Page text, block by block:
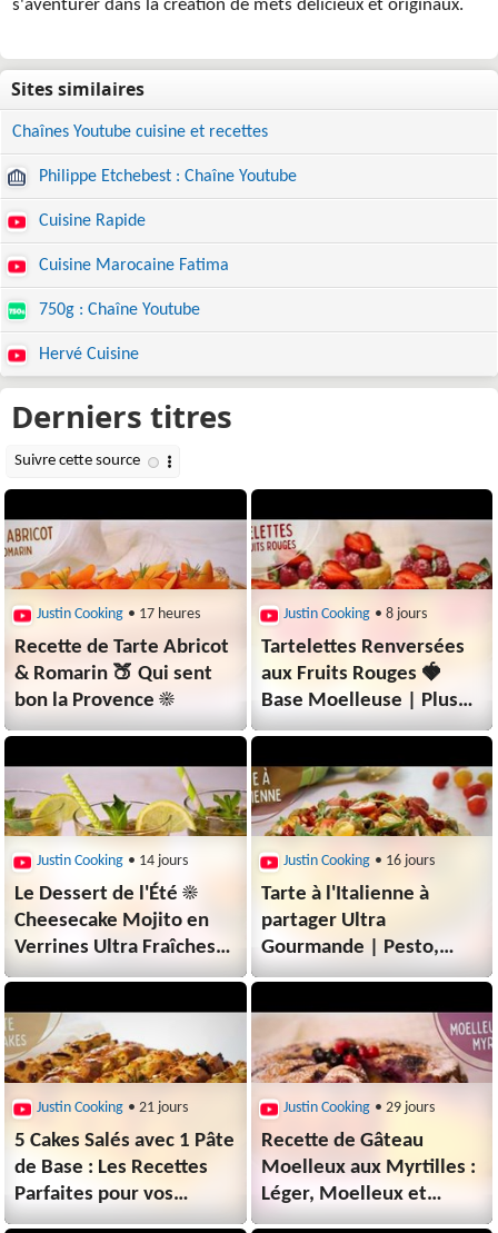
s'aventurer dans la création de mets délicieux et originaux.
Chaînes Youtube cuisine et recettes
Philippe Etchebest : Chaîne Youtube
Cuisine Rapide
Cuisine Marocaine Fatima
750g : Chaîne Youtube
Hervé Cuisine
Justin Cooking • 17 heures
Recette de Tarte Abricot
& Romarin 🍑 Qui sent
bon la Provence ☀️
Justin Cooking • 8 jours
Tartelettes Renversées
aux Fruits Rouges 🍓
Base Moelleuse | Plus
Faciles & Rapides
Justin Cooking • 14 jours
Le Dessert de l'Été ☀️
Cheesecake Mojito en
Verrines Ultra Fraîches
! 🌿🍋
Justin Cooking • 16 jours
Tarte à l'Italienne à
partager Ultra
Gourmande | Pesto,
Ricotta, Jambon de
d'été ☀️🍅
Justin Cooking • 21 jours
5 Cakes Salés avec 1 Pâte
de Base : Les Recettes
Parfaites pour vos
Apéros et Buffets
Justin Cooking • 29 jours
Recette de Gâteau
Moelleux aux Myrtilles :
Léger, Moelleux et
Fruité 💙